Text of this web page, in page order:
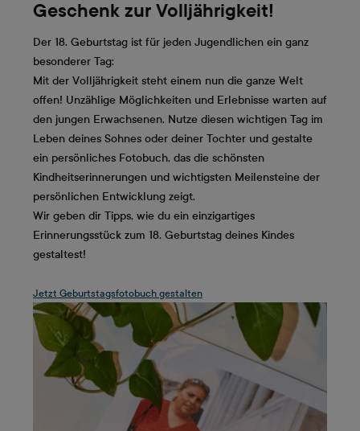
Geschenk zur Volljährigkeit!
Der 18. Geburtstag ist für jeden Jugendlichen ein ganz
besonderer Tag:
Mit der Volljährigkeit steht einem nun die ganze Welt
offen! Unzählige Möglichkeiten und Erlebnisse warten auf
den jungen Erwachsenen. Nutze diesen wichtigen Tag im
Leben deines Sohnes oder deiner Tochter und gestalte
ein persönliches Fotobuch, das die schönsten
Kindheitserinnerungen und wichtigsten Meilensteine der
persönlichen Entwicklung zeigt.
Wir geben dir Tipps, wie du ein einzigartiges
Erinnerungsstück zum 18. Geburtstag deines Kindes
gestaltest!
Jetzt Geburtstagsfotobuch gestalten